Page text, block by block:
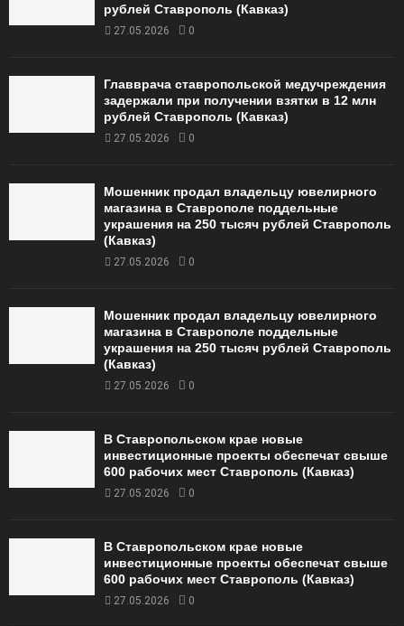
рублей Ставрополь (Кавказ)
27.05.2026 0
Главврача ставропольской медучреждения
задержали при получении взятки в 12 млн
рублей Ставрополь (Кавказ)
27.05.2026 0
Мошенник продал владельцу ювелирного
магазина в Ставрополе поддельные
украшения на 250 тысяч рублей Ставрополь
(Кавказ)
27.05.2026 0
Мошенник продал владельцу ювелирного
магазина в Ставрополе поддельные
украшения на 250 тысяч рублей Ставрополь
(Кавказ)
27.05.2026 0
В Ставропольском крае новые
инвестиционные проекты обеспечат свыше
600 рабочих мест Ставрополь (Кавказ)
27.05.2026 0
В Ставропольском крае новые
инвестиционные проекты обеспечат свыше
600 рабочих мест Ставрополь (Кавказ)
27.05.2026 0